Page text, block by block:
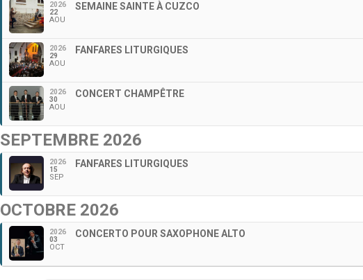
2026
22
AOU
SEMAINE SAINTE À CUZCO
2026
29
AOU
FANFARES LITURGIQUES
2026
30
AOU
CONCERT CHAMPÊTRE
SEPTEMBRE 2026
2026
15
SEP
FANFARES LITURGIQUES
OCTOBRE 2026
2026
03
OCT
CONCERTO POUR SAXOPHONE ALTO